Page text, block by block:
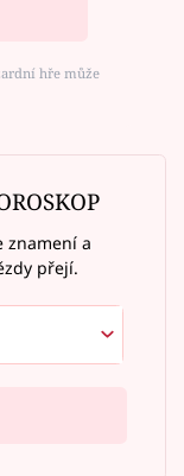
hře může
znamení a
přejí.